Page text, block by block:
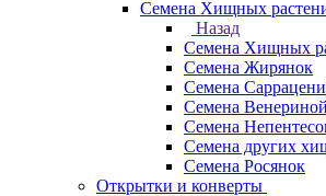
Семена Хищных
Назад
Семена Хищных
Семена Жирянок
Семена
Семена
Семена
Семена других
Семена Росянок
Открытки и конверты